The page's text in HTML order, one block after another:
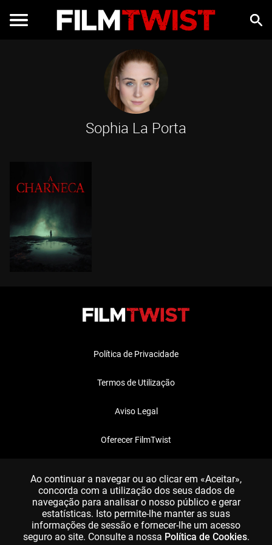
Sophia La Porta
Política de Privacidade
Termos de Utilização
Aviso Legal
Oferecer FilmTwist
Ao continuar a navegar ou ao clicar em «Aceitar»,
concorda com a utilização dos seus dados de
navegação para analisar o nosso público e gerar
estatísticas. Isto permite-lhe manter as suas
informações de sessão e fornecer-lhe um acesso
seguro ao site. Consulte a nossa Política de Cookies.